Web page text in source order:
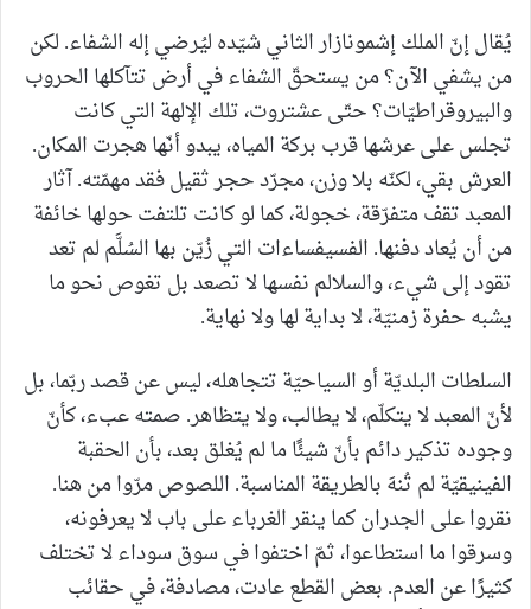
يُقال إنّ الملك إشمونازار الثاني شيّده ليُرضي إله الشفاء. لكن
من يشفي الآن؟ من يستحقّ الشفاء في أرض تتآكلها الحروب
والبيروقراطيّات؟ حتّى عشتروت، تلك الإلهة التي كانت
تجلس على عرشها قرب بركة المياه، يبدو أنّها هجرت المكان.
العرش بقي، لكنّه بلا وزن، مجرّد حجر ثقيل فقد مهمّته. آثار
المعبد تقف متفرّقة، خجولة، كما لو كانت تلتفت حولها خائفة
من أن يُعاد دفنها. الفسيفساءات التي زُيّن بها السُلَّم لم تعد
تقود إلى شيء، والسلالم نفسها لا تصعد بل تغوص نحو ما
يشبه حفرة زمنيّة، لا بداية لها ولا نهاية.
السلطات البلديّة أو السياحيّة تتجاهله، ليس عن قصد ربّما، بل
لأنّ المعبد لا يتكلّم، لا يطالب، ولا يتظاهر. صمته عبء، كأنّ
وجوده تذكير دائم بأنّ شيئًا ما لم يُغلق بعد، بأن الحقبة
الفينيقيّة لم تُنهَ بالطريقة المناسبة. اللصوص مرّوا من هنا.
نقروا على الجدران كما ينقر الغرباء على باب لا يعرفونه،
وسرقوا ما استطاعوا، ثمّ اختفوا في سوق سوداء لا تختلف
كثيرًا عن العدم. بعض القطع عادت، مصادفة، في حقائب